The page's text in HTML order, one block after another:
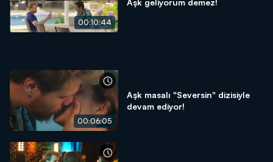
00:10:44
00:06:05
Aşk masalı "Seversin" dizisiyle
devam ediyor!